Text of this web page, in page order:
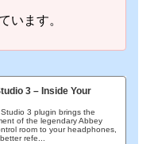
います。
3 – Inside Your
3 plugin brings the
of the legendary Abbey
room to your headphones,
refe...